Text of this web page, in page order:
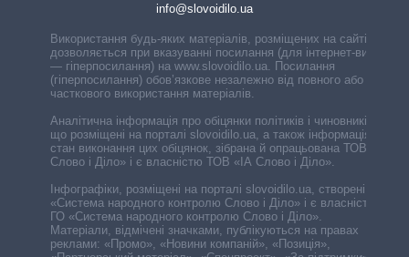
info@slovoidilo.ua
Використання будь-яких матеріалів, розміщених на сайті,
дозволяється при вказуванні посилання (для інтернет-видань
— гіперпосилання) на www.slovoidilo.ua. Посилання
(гіперпосилання) обов’язкове незалежно від повного або
часткового використання матеріалів.
Аналітична інформація про обіцянки політиків і чиновників,
що розміщені на порталі slovoidilo.ua, а також інформація про
стан виконання цих обіцянок, зібрана й опрацьована ТОВ «ІА
Слово і Діло» і є власністю ТОВ «ІА Слово і Діло».
Інфографіки, розміщені на порталі slovoidilo.ua, створені ГО
«Система народного контролю Слово і Діло» і є власністю
ГО «Система народного контролю Слово і Діло».
Матеріали, відмічені значками, публікуються на правах
реклами: «Промо», «Новини компаній», «Позиція»,